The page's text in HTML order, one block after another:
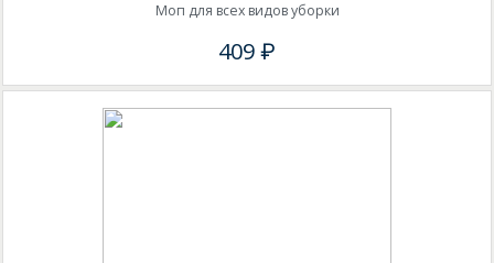
Моп для всех видов уборки
409 ₽